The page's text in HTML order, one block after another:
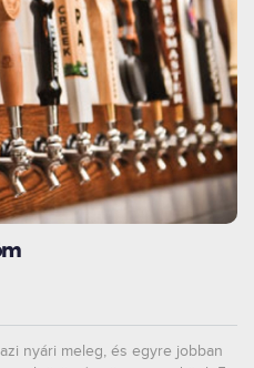
nyári meleg, és egyre jobban